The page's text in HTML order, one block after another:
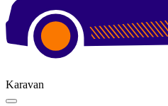
Karavan